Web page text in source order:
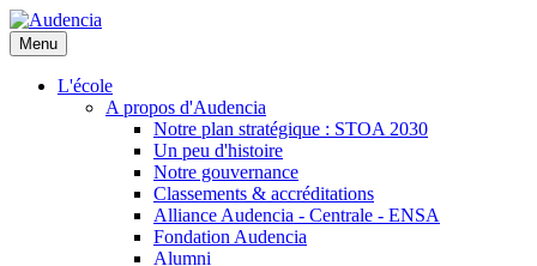
Aller
au
contenu
principal
Menu
L'école
A propos d'Audencia
Notre plan stratégique : STOA 2030
Un peu d'histoire
Notre gouvernance
Classements & accréditations
Alliance Audencia - Centrale - ENSA
Fondation Audencia
Alumni